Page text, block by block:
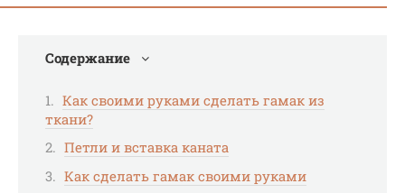
Содержание
Как своими руками сделать гамак из
ткани?
Петли и вставка каната
Как сделать гамак своими руками